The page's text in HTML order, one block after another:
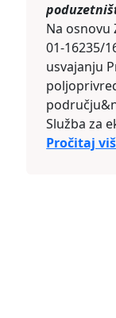
Na osnovu
01-16235/
usvajanju
Služba za
Pročitaj